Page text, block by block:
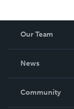
Our Team
News
In The News
Community